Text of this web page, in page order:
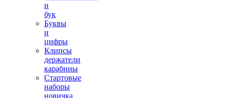
и
бук
Буквы
и
цифры
Клипсы
держатели
карабины
Стартовые
наборы
новичка